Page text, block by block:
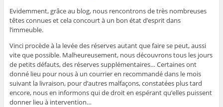
Evidemment, grâce au blog, nous rencontrons de très nombreuses
têtes connues et cela concourt à un bon état d’esprit dans
l’immeuble.
Vinci procède à la levée des réserves autant que faire se peut, aussi
vite que possible. Malheureusement, nous découvrons tous les jours
de petits défauts, des réserves supplémentaires… Certaines ont
donné lieu pour nous à un courrier en recommandé dans le mois
suivant la livraison, pour d’autres malfaçons, constatées plus tard
encore, nous en informons qui de droit en espérant qu’elles puissent
donner lieu à intervention…